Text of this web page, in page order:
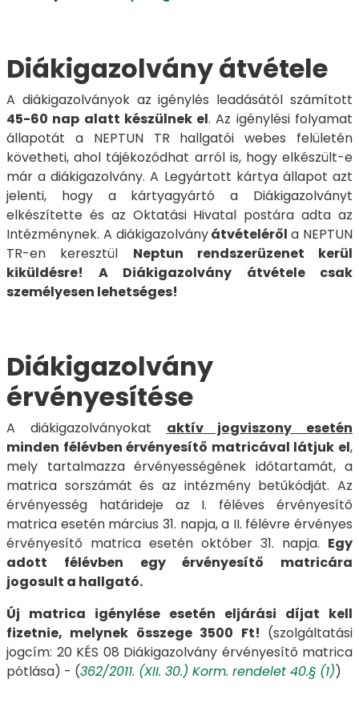
Diákigazolvány átvétele
A diákigazolványok az igénylés leadásától számított
45-60 nap alatt készülnek el. Az igénylési folyamat
állapotát a NEPTUN TR hallgatói webes felületén
követheti, ahol tájékozódhat arról is, hogy elkészült-e
már a diákigazolvány. A Legyártott kártya állapot azt
jelenti, hogy a kártyagyártó a Diákigazolványt
elkészítette és az Oktatási Hivatal postára adta az
Intézménynek. A diákigazolványátvételérőla NEPTUN
TR-en keresztül Neptun rendszerüzenet kerül
kiküldésre! A Diákigazolvány átvétele csak
személyesen lehetséges!
Diákigazolvány
érvényesítése
A diákigazolványokat aktív jogviszony esetén
minden félévben érvényesítő matricával látjuk el,
mely tartalmazza érvényességének időtartamát, a
matrica sorszámát és az intézmény betűkódját. Az
érvényesség határideje az I. féléves érvényesítő
matrica esetén március 31. napja, a II. félévre érvényes
érvényesítő matrica esetén október 31. napja. Egy
adott félévben egy érvényesítő matricára
jogosult a hallgató.
Új matrica igénylése esetén eljárási díjat kell
fizetnie, melynek összege 3500 Ft! (szolgáltatási
jogcím: 20 KÉS 08 Diákigazolvány érvényesítő matrica
pótlása) - (362/2011. (XII. 30.) Korm. rendelet 40.§ (1))